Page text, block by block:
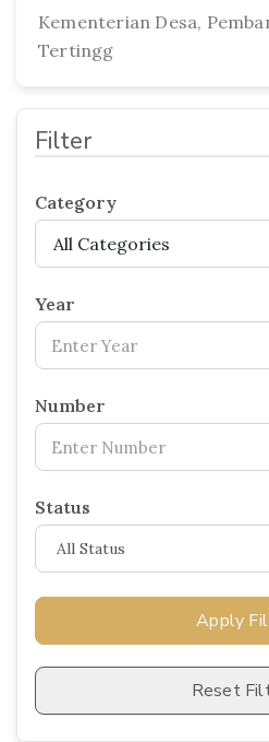
Kementerian Desa,
Tertingg
Filter
Category
All Categories
Year
Number
Status
Apply
Reset